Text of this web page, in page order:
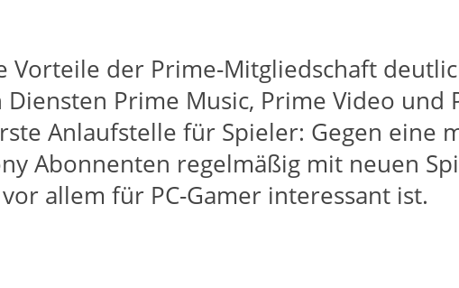
Vorteile der Prime-Mitgliedschaft
Prime Music, Prime Video und
Anlaufstelle für Spieler: Gegen eine
Abonnenten regelmäßig mit neuen
allem für PC-Gamer interessant ist.